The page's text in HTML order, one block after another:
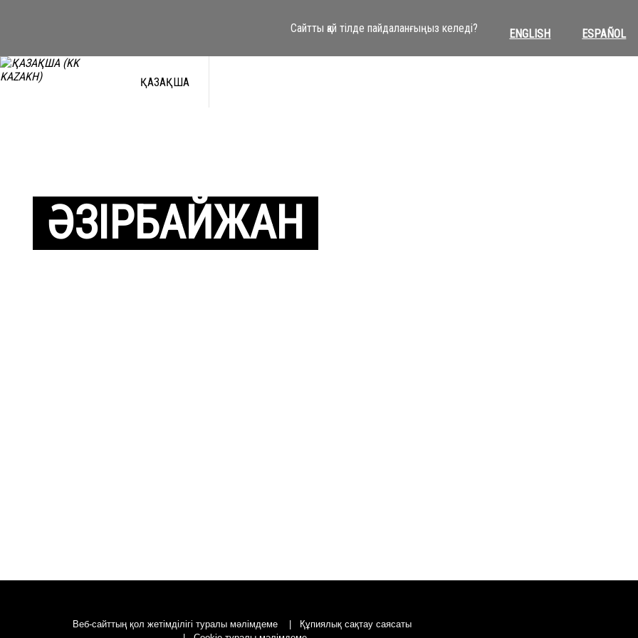
Сайтты қай тілде пайдаланғыңыз келеді? ENGLISH ESPAÑOL
ҚАЗАҚША
ӘЗІРБАЙЖАН
Веб-сайттың қол жетімділігі туралы мәлімдеме
Құпиялық сақтау саясаты